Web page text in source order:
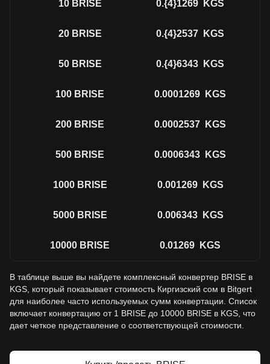
10 BRISE 0.{4}1269 KGS
20 BRISE 0.{4}2537 KGS
50 BRISE 0.{4}6343 KGS
100 BRISE 0.0001269 KGS
200 BRISE 0.0002537 KGS
500 BRISE 0.0006343 KGS
1000 BRISE 0.001269 KGS
5000 BRISE 0.006343 KGS
10000 BRISE 0.01269 KGS
В таблице выше вы найдете комплексный конвертер BRISE в
KGS, который показывает стоимость Киргизский сом в Bitgert
для наиболее часто используемых сумм конвертации. Список
включает конвертацию от 1 BRISE до 10000 BRISE в KGS, что
дает четкое представление о соответствующей стоимости.